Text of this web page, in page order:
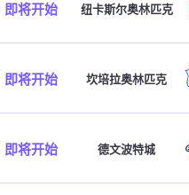
即将开始 纽卡斯尔奥林匹克
即将开始 坎培拉奥林匹克
即将开始 德文波特城